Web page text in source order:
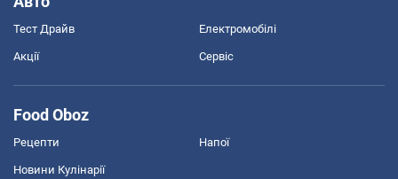
Тест Драйв Електромобілі
Акції Сервіс
Food Oboz
Рецепти Напої
Новини Кулінарії